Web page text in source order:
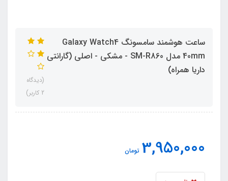
ساعت هوشمند سامسونگ Galaxy Watch4
40mm مدل SM-R860 - مشکی - اصلی (گارانتی
داریا همراه)
(دیدگاه
2 کاربر)
3,950,000 تومان